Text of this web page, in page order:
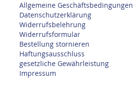
Allgemeine Geschäftsbedingungen
Datenschutzerklärung
Widerrufsbelehrung
Widerrufsformular
Bestellung stornieren
Haftungsausschluss
gesetzliche Gewährleistung
Impressum